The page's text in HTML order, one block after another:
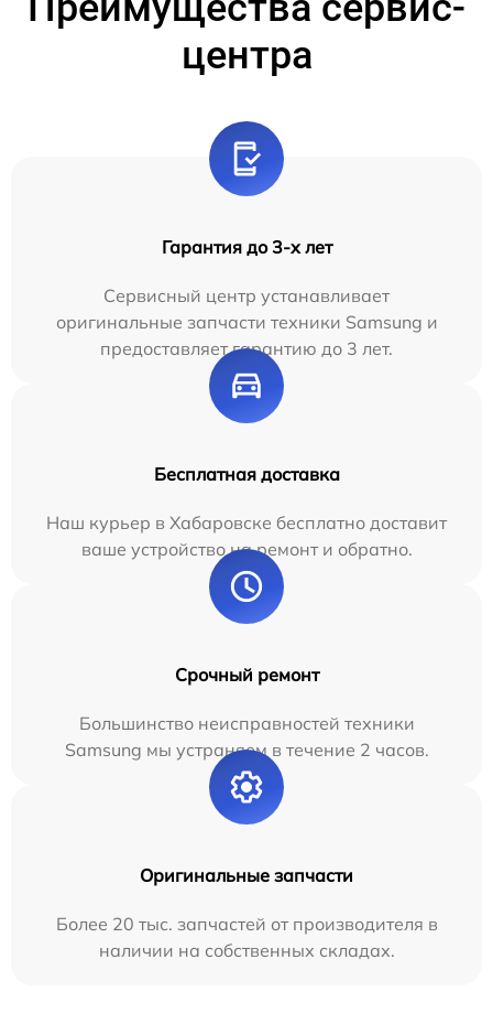
центра
Гарантия до 3-х лет
Сервисный центр устанавливает
оригинальные запчасти техники Samsung и
предоставляет гарантию до 3 лет.
Бесплатная доставка
Наш курьер в Хабаровске бесплатно доставит
ваше устройство на ремонт и обратно.
Срочный ремонт
Большинство неисправностей техники
Samsung мы устраняем в течение 2 часов.
Оригинальные запчасти
Более 20 тыс. запчастей от производителя в
наличии на собственных складах.